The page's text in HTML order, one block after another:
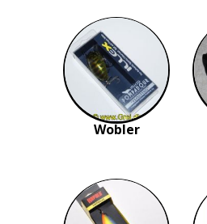
Wobler